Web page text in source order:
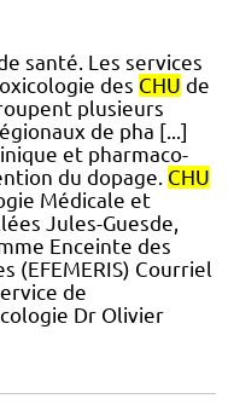
santé. Les services
des CHU de
plusieurs
de pha [...]
et pharmaco-
du dopage. CHU
Médicale et
Jules-Guesde,
Enceinte des
(EFEMERIS) Courriel
de
Dr Olivier